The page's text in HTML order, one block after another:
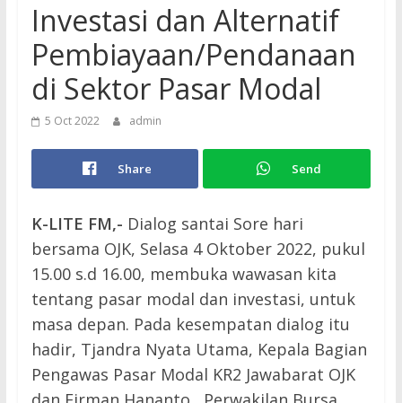
Bandung
Online
News
Investasi dan Alternatif
Pembiayaan/Pendanaan
di Sektor Pasar Modal
5 Oct 2022 admin
Share Send
K-LITE FM,- Dialog santai Sore hari
bersama OJK, Selasa 4 Oktober 2022, pukul
15.00 s.d 16.00, membuka wawasan kita
tentang pasar modal dan investasi, untuk
masa depan. Pada kesempatan dialog itu
hadir, Tjandra Nyata Utama, Kepala Bagian
Pengawas Pasar Modal KR2 Jawabarat OJK